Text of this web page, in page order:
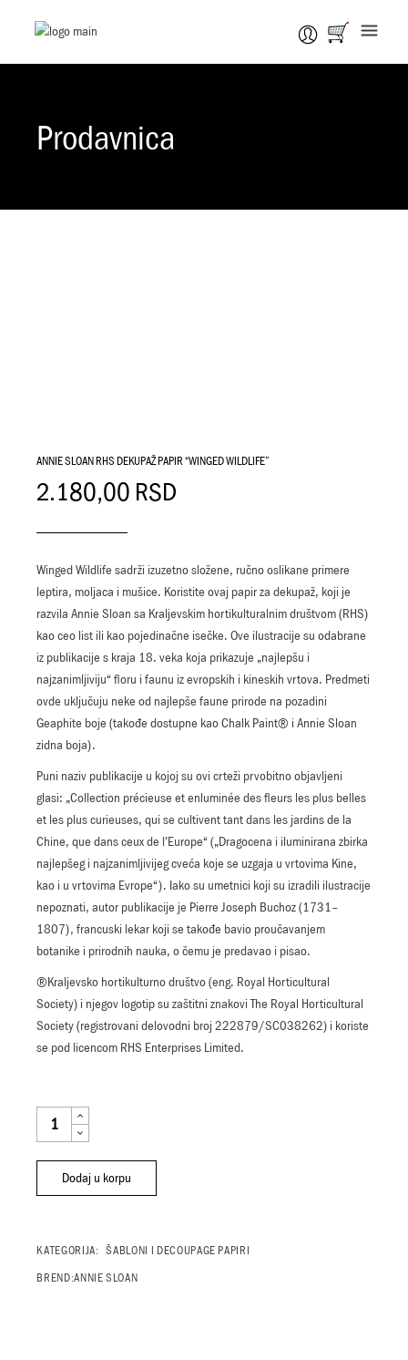
Prodavnica
ANNIE SLOAN RHS DEKUPAŽ PAPIR “WINGED WILDLIFE”
2.180,00 RSD
Winged Wildlife sadrži izuzetno složene, ručno oslikane primere
leptira, moljaca i mušice. Koristite ovaj papir za dekupaž, koji je
razvila Annie Sloan sa Kraljevskim hortikulturalnim društvom (RHS)
kao ceo list ili kao pojedinačne isečke. Ove ilustracije su odabrane
iz publikacije s kraja 18. veka koja prikazuje „najlepšu i
najzanimljiviju“ floru i faunu iz evropskih i kineskih vrtova. Predmeti
ovde uključuju neke od najlepše faune prirode na pozadini
Geaphite boje (takođe dostupne kao Chalk Paint® i Annie Sloan
zidna boja).
Puni naziv publikacije u kojoj su ovi crteži prvobitno objavljeni
glasi: „Collection précieuse et enluminée des fleurs les plus belles
et les plus curieuses, qui se cultivent tant dans les jardins de la
Chine, que dans ceux de l’Europe“ („Dragocena i iluminirana zbirka
najlepšeg i najzanimljivijeg cveća koje se uzgaja u vrtovima Kine,
kao i u vrtovima Evrope“). Iako su umetnici koji su izradili ilustracije
nepoznati, autor publikacije je Pierre Joseph Buchoz (1731–
1807), francuski lekar koji se takođe bavio proučavanjem
botanike i prirodnih nauka, o čemu je predavao i pisao.
®Kraljevsko hortikulturno društvo (eng. Royal Horticultural
Society) i njegov logotip su zaštitni znakovi The Royal Horticultural
Society (registrovani delovodni broj 222879/SC038262) i koriste
se pod licencom RHS Enterprises Limited.
ANNIE SLOAN RHS DEKUPAŽ PAPIR "WINGED WILDLIFE" QUANTITY
Dodaj u korpu
KATEGORIJA: ŠABLONI I DECOUPAGE PAPIRI
BREND:ANNIE SLOAN